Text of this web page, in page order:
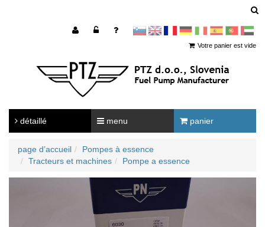
sl en francoščina
Nemščina
Italijanščina
Španščina
PortugalArabščina
Votre panier est vide
détaillé menu panier
page d’accueil
Pompes à essence
Tracteurs et machines
Pompe a essence